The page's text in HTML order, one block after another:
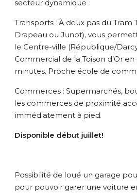
secteur dynamique :
Transports : À deux pas du Tram
Drapeau ou Junot), vous
le Centre-ville (République/
Commercial de la Toison d’Or en
minutes. Proche école de
Commerces : Supermarchés,
les commerces de proximité
immédiatement à pied.
Disponible début juillet!
Possibilité de loué un garage
pour pouvoir garer une voiture